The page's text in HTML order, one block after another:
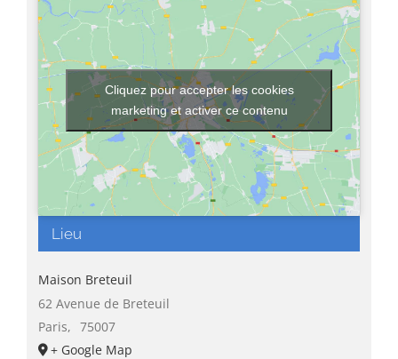
Lieu
Maison Breteuil
62 Avenue de Breteuil
Paris, 75007
+ Google Map
Cliquez pour accepter les cookies
marketing et activer ce contenu